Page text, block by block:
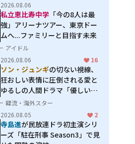
2026.08.06
私立恵比寿中学 「今の8人は最
強」アリーナツアー、東京ドー
ムへ...ファミリーと目指す未来
アイドル
2026.08.06
16
ソン・ジュンギの切ない視線、
狂おしい表情に圧倒される――愛と
ゆるしの人間ドラマ「優しい
男」
韓流・海外スター
2026.08.05
2
寺島進が民放連ドラ初主演シリ
ーズ「駐在刑事 Season3」で見